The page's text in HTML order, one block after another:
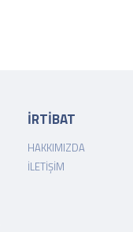
İRTİBAT
HAKKIMIZDA
İLETIŞIM